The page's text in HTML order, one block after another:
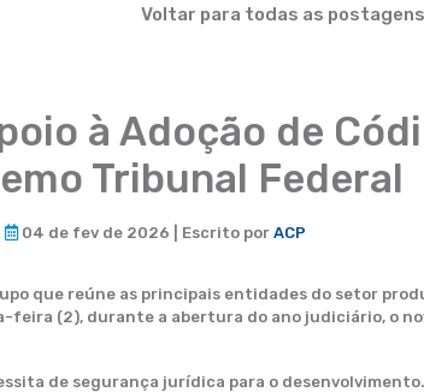
Voltar para todas as postagens
à Adoção de
Tribunal Federal
04 de fev de 2026 | Escrito por ACP
que reúne as principais entidades do setor
feira (2), durante a abertura do ano judiciário, o
de segurança jurídica para o